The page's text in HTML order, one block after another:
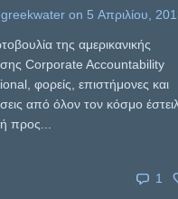
on 5 Απριλίου,
της αμερικανικής
Corporate Accountability
φορείς, επιστήμονες και
από όλον τον κόσμο
προς...
1